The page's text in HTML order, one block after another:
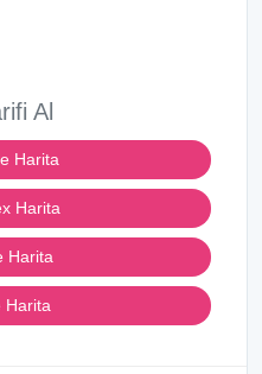
Al
Harita
Harita
Harita